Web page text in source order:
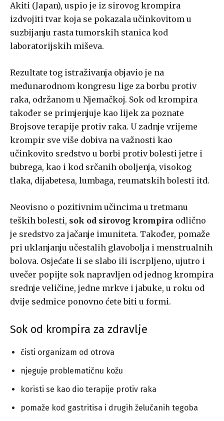
Akiti (Japan), uspio je iz sirovog krompira
izdvojiti tvar koja se pokazala učinkovitom u
suzbijanju rasta tumorskih stanica kod
laboratorijskih miševa.
Rezultate tog istraživanja objavio je na
međunarodnom kongresu lige za borbu protiv
raka, održanom u Njemačkoj. Sok od krompira
također se primjenjuje kao lijek za poznate
Brojsove terapije protiv raka. U zadnje vrijeme
krompir sve više dobiva na važnosti kao
učinkovito sredstvo u borbi protiv bolesti jetre i
bubrega, kao i kod srčanih oboljenja, visokog
tlaka, dijabetesa, lumbaga, reumatskih bolesti itd.
Neovisno o pozitivnim učincima u tretmanu
teških bolesti, sok od sirovog krompira odlično
je sredstvo za jačanje imuniteta. Također, pomaže
pri uklanjanju učestalih glavobolja i menstrualnih
bolova. Osjećate li se slabo ili iscrpljeno, ujutro i
uvečer popijte sok napravljen od jednog krompira
srednje veličine, jedne mrkve i jabuke, u roku od
dvije sedmice ponovno ćete biti u formi.
Sok od krompira za zdravlje
čisti organizam od otrova
njeguje problematičnu kožu
koristi se kao dio terapije protiv raka
pomaže kod gastritisa i drugih želučanih tegoba